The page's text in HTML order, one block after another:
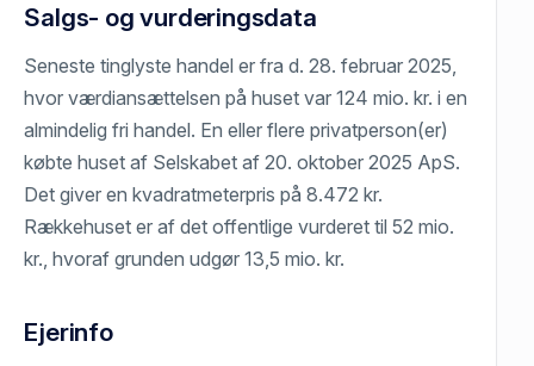
Salgs- og vurderingsdata
Seneste tinglyste handel er fra d. 28. februar 2025,
hvor værdiansættelsen på huset var 124 mio. kr. i en
almindelig fri handel. En eller flere privatperson(er)
købte huset af Selskabet af 20. oktober 2025 ApS.
Det giver en kvadratmeterpris på 8.472 kr.
Rækkehuset er af det offentlige vurderet til 52 mio.
kr., hvoraf grunden udgør 13,5 mio. kr.
Ejerinfo